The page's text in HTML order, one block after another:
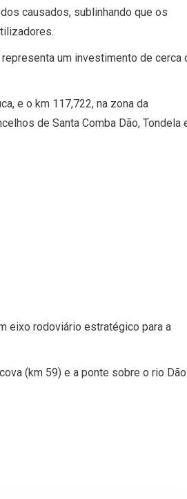
causados, sublinhando que os
um investimento de cerca
e o km 117,722, na zona da
de Santa Comba Dão, Tondela
eixo rodoviário estratégico para a
(km 59) e a ponte sobre o rio Dão